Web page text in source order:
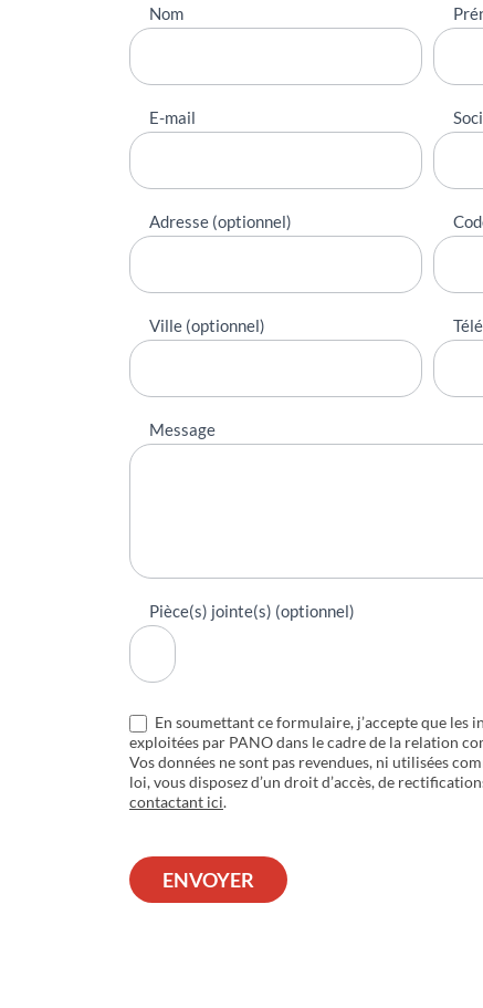
Nous
contacter
Nom
E-mail
Adresse (optionnel)
Ville (optionnel)
Message
Pièce(s) jointe(s) (optionnel)
En soumettant ce formulaire, j’accepte que les
exploitées par PANO dans le cadre de la relation
Vos données ne sont pas revendues, ni utilisées
loi, vous disposez d’un droit d’accès, de
contactant ici.
ENVOYER